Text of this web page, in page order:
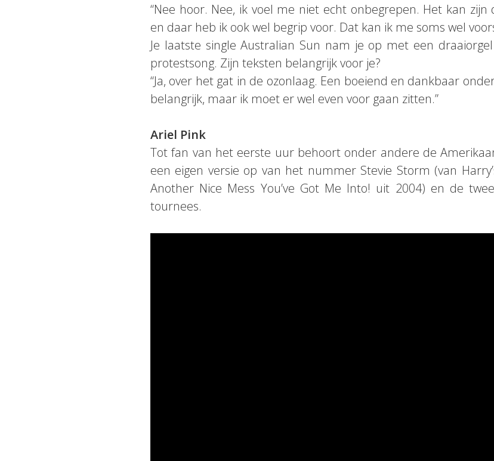
“Nee hoor. Nee, ik voel me niet echt onbegrepen. Het kan
en daar heb ik ook wel begrip voor. Dat kan ik me soms wel
Je laatste single Australian Sun nam je op met een
protestsong. Zijn teksten belangrijk voor je?
“Ja, over het gat in de ozonlaag. Een boeiend en dankbaar
belangrijk, maar ik moet er wel even voor gaan zitten.”
Ariel Pink
Tot fan van het eerste uur behoort onder andere de
een eigen versie op van het nummer Stevie Storm (van
Another Nice Mess You’ve Got Me Into! uit 2004) en de
tournees.